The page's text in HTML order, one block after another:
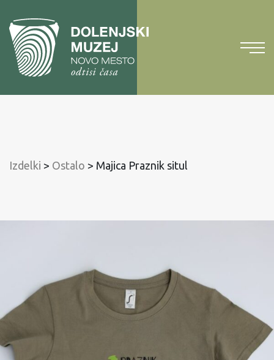
vsebinoNa
glavni
meni
Izdelki > Ostalo > Majica Praznik situl